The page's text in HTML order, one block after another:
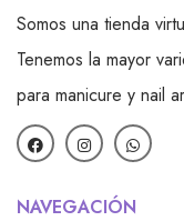
Somos una tienda
Tenemos la mayor
para manicure y nail
NAVEGACIÓN